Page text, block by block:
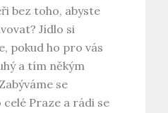
bez toho, abyste
Jídlo si
pokud ho pro vás
a tím někým
se
Praze a rádi se